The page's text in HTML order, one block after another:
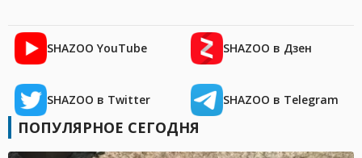
SHAZOO YouTube SHAZOO в Дзен
SHAZOO в Twitter SHAZOO в Telegram
ПОПУЛЯРНОЕ СЕГОДНЯ